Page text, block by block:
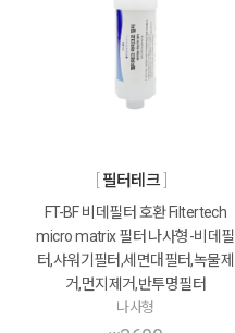
필터테크
FT-BF 비데필터 호환 Filtertech
micro matrix 필터 나사형-비데필
터,샤워기필터,세면대필터,녹물제
거,먼지제거,반투명필터
나사형